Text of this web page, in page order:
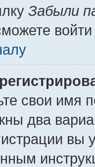
Забыли
свои имя
два
вы